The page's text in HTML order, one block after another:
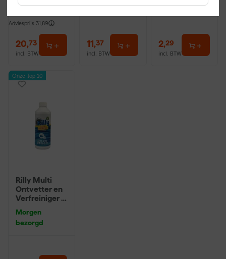
Adviesprijs 31,89
20,73
incl. BTW
11,37
incl. BTW
2,29
incl. BTW
Onze Top 10
Rilly Multi
Ontvetter en
Verfreiniger –
Morgen
bezorgd